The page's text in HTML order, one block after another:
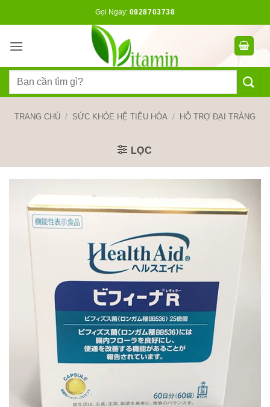
dung
Gọi Ngay: 0928703738
Tìm
TRANG CHỦ / SỨC KHỎE HỆ TIÊU HÓA / HỖ TRỢ ĐẠI TRÀNG
LỌC